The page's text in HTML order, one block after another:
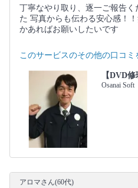
丁寧なやり取り、逐一ご報告
た 写真からも伝わる安心感！
かあればお願いしたいです
このサービスのその他の口コミ
【DVD
Osanai Soft
アロマさん(60代)